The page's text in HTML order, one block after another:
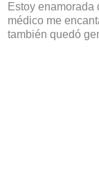
Estoy enamorada
médico me
también quedó